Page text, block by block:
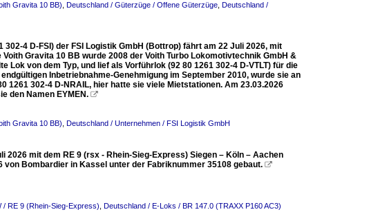
Gravita 10 BB) Deutschland / Güterzüge / Offene Güterzüge Deutschland /
4 D-FSI) der FSI Logistik GmbH (Bottrop) fährt am 22 Juli 2026, mit
Gravita 10 BB wurde 2008 der Voith Turbo Lokomotivtechnik GmbH &
Lok von dem Typ, und lief als Vorführlok (92 80 1261 302-4 D-VTLT) für die
Inbetriebnahme-Genehmigung im September 2010, wurde sie an
302-4 D-NRAIL, hier hatte sie viele Mietstationen. Am 23.03.2026
den Namen EYMEN. 
Gravita 10 BB) Deutschland / Unternehmen / FSI Logistik GmbH
2026 mit dem RE 9 (rsx - Rhein-Sieg-Express) Siegen – Köln – Aachen
von Bombardier in Kassel unter der Fabriknummer 35108 gebaut. 
/ RE 9 (Rhein-Sieg-Express) Deutschland / E-Loks / BR 147.0 (TRAXX P160 AC3)